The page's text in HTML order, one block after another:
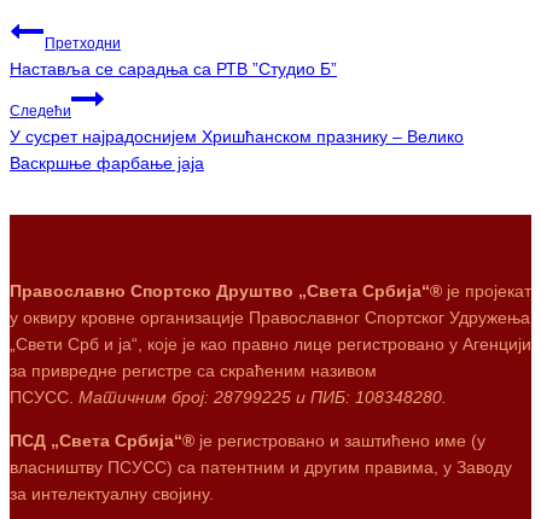
Претходни
Наставља се сарадња са РТВ ”Студио Б”
Следећи
У сусрет најрадоснијем Хришћанском празнику – Велико
Васкршње фарбање јаја
Православно Спортско Друштво „Света Србија“® је пројекат
у оквиру кровне организације Православног Спортског Удружења
„Свети Срб и ја“, које је као правно лице регистровано у Агенцији
за привредне регистре са скраћеним називом
ПСУСС. Матичним број: 28799225 и ПИБ: 108348280.
ПСД „Света Србија“® је регистровано и заштићено име (у
власништву ПСУСС) са патентним и другим правима, у Заводу
за интелектуалну својину.